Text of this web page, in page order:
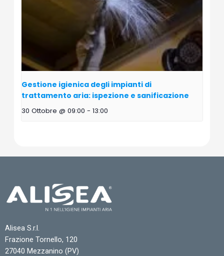
Gestione igienica degli impianti di
trattamento aria: ispezione e sanificazione
30 Ottobre @ 09:00 - 13:00
Alisea S.r.l.
Frazione Tornello, 120
27040 Mezzanino (PV)